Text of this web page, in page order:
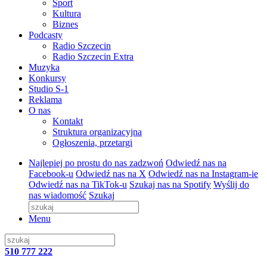
Sport
Kultura
Biznes
Podcasty
Radio Szczecin
Radio Szczecin Extra
Muzyka
Konkursy
Studio S-1
Reklama
O nas
Kontakt
Struktura organizacyjna
Ogłoszenia, przetargi
Najlepiej po prostu do nas zadzwoń Odwiedź nas na
Facebook-u Odwiedź nas na X Odwiedź nas na Instagram-ie
Odwiedź nas na TikTok-u Szukaj nas na Spotify Wyślij do
nas wiadomość Szukaj
Menu
510 777 222